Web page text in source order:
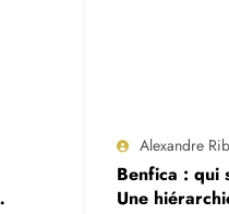
Alexandre
Benfica : qui
Une